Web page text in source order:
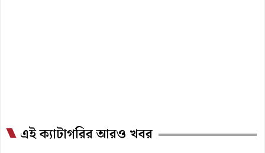
এই ক্যাটাগরির আরও খবর